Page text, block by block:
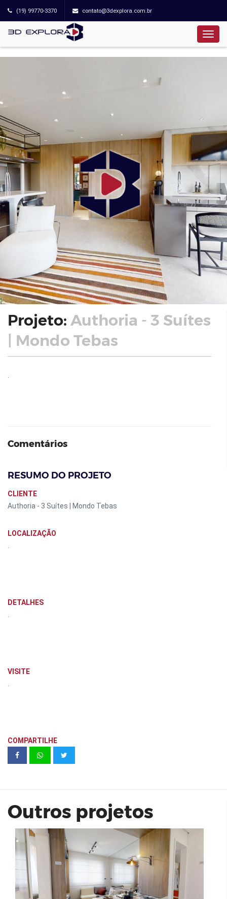
(19) 99770-3370 contato@3dexplora.com.br
Projeto: Authoria - 3 Suítes
| Mondo Tebas
Comentários
RESUMO DO PROJETO
CLIENTE
Authoria - 3 Suítes | Mondo Tebas
LOCALIZAÇÃO
DETALHES
VISITE
COMPARTILHE
Outros projetos
VIVAZ Sacomã 37 m²
Balkon Campo Belo - Even